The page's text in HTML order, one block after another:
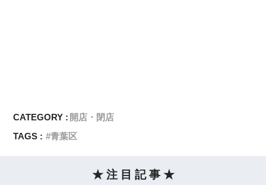
CATEGORY : 開店・閉店
TAGS :
青葉区
★ 注 目 記 事 ★